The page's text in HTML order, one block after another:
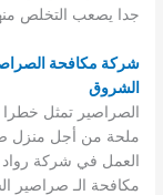
جدا يصعب التخلص
شركة مكافحة
الشروق
الصراصير تمثل
ملحة من أجل منزل
العمل في شركة رواد
مكافحة الـ صراصير